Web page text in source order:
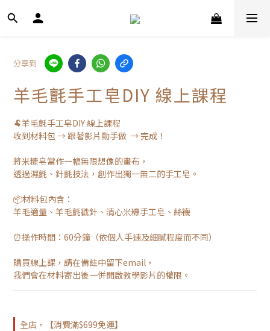
分享到
羊毛氈手工皂DIY 線上課程
🐏羊毛氈手工皂DIY 線上課程
收到材料包 → 跟著影片動手做  → 完成！
將米糠皂當作一幅無限想像的畫布，
透過濕氈、針氈技法，創作出獨一無二的手工皂。
📦材料包內含：
羊毛適量、羊毛氈戳針、清心米糠手工皂、絲襪
⏰操作時間：60分鐘（依個人手速及細膩程度而不同）
購買線上課，請在備註中留下email，
我們會在材料寄出後一併開啟教學影片的權限。
全店，【消費滿$699免運】